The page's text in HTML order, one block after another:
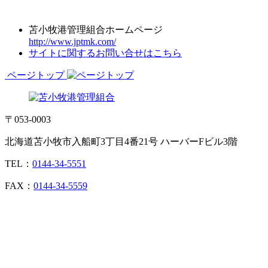
苫小牧港管理組合ホームページ
http://www.jptmk.com/
サイトに関するお問い合せはこちら
ページトップ
〒053-0003
北海道苫小牧市入船町3丁目4番21号 ハーバーFビル3階
TEL： 0144-34-5551
FAX： 0144-34-5559